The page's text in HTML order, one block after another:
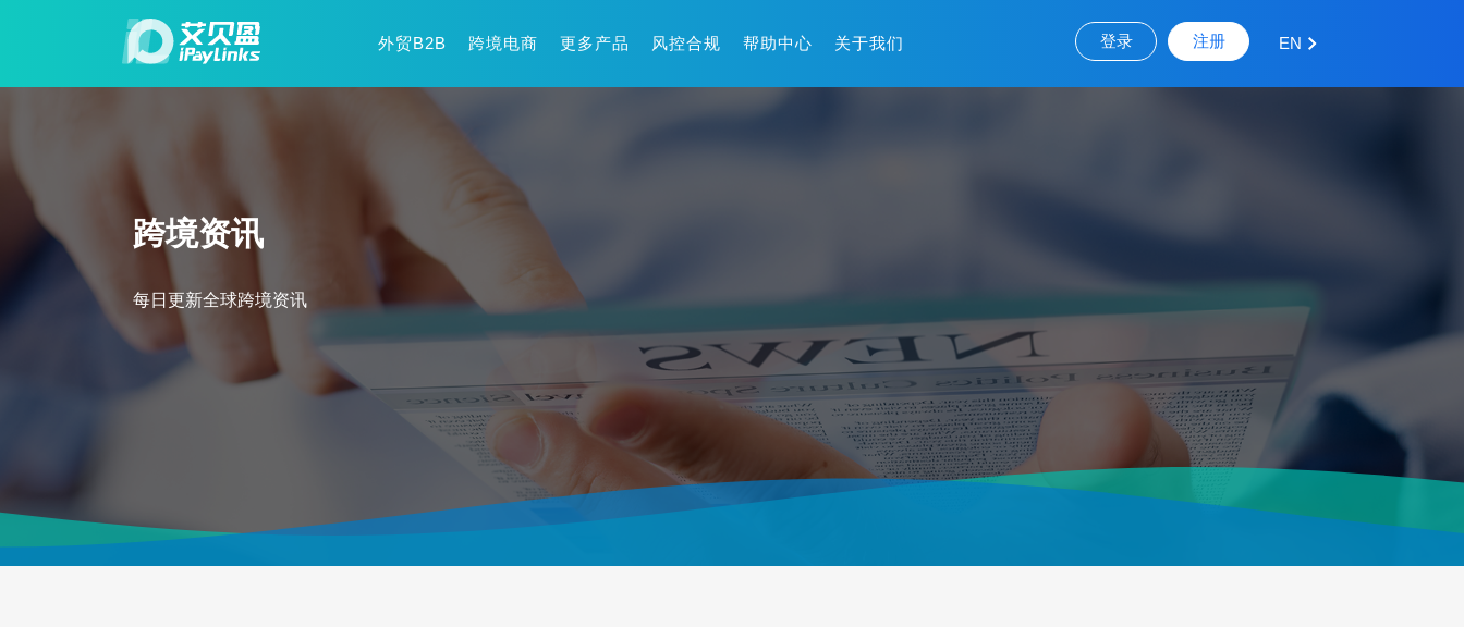
外贸B2B 跨境电商 更多产品 风控合规 帮助中心 关于我们 登录 注册 EN
跨境资讯
每日更新全球跨境资讯